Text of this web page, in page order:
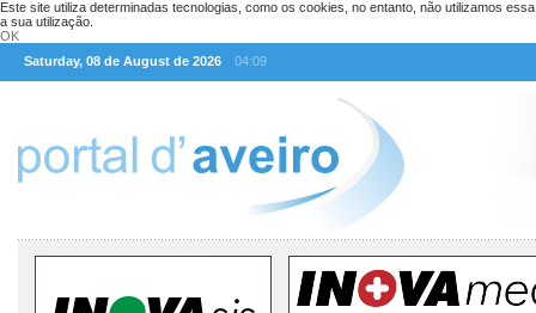
Este site utiliza determinadas tecnologias, como os cookies, no entanto, não utilizamos
a sua utilização.
OK
Saturday, 08 de August de 2026
04:09